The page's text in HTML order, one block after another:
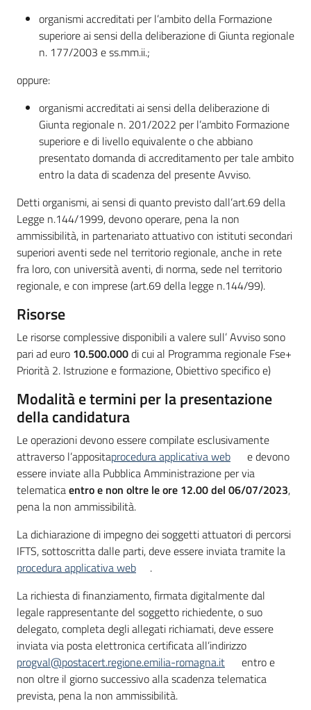
organismi accreditati per l’ambito della Formazione
superiore ai sensi della deliberazione di Giunta regionale
n. 177/2003 e ss.mm.ii.;
oppure:
organismi accreditati ai sensi della deliberazione di
Giunta regionale n. 201/2022 per l’ambito Formazione
superiore e di livello equivalente o che abbiano
presentato domanda di accreditamento per tale ambito
entro la data di scadenza del presente Avviso.
Detti organismi, ai sensi di quanto previsto dall’art.69 della
Legge n.144/1999, devono operare, pena la non
ammissibilità, in partenariato attuativo con istituti secondari
superiori aventi sede nel territorio regionale, anche in rete
fra loro, con università aventi, di norma, sede nel territorio
regionale, e con imprese (art.69 della legge n.144/99).
Risorse
Le risorse complessive disponibili a valere sull’ Avviso sono
pari ad euro 10.500.000di cui al Programma regionale Fse+
Priorità 2. Istruzione e formazione, Obiettivo specifico e)
Modalità e termini per la presentazione
della candidatura
Le operazioni devono essere compilate esclusivamente
attraverso l’appositaprocedura applicativa web
e devono
essere inviate alla Pubblica Amministrazione per via
telematicaentro e non oltre le ore 12.00 del 06/07/2023,
pena la non ammissibilità.
La dichiarazione di impegno dei soggetti attuatori di percorsi
IFTS, sottoscritta dalle parti, deve essere inviata tramite la
procedura applicativa web
.
La richiesta di finanziamento, firmata digitalmente dal
legale rappresentante del soggetto richiedente, o suo
delegato, completa degli allegati richiamati, deve essere
inviata via posta elettronica certificata all’indirizzo
progval@postacert.regione.emilia-romagna.it
entro e
non oltre il giorno successivo alla scadenza telematica
prevista, pena la non ammissibilità.